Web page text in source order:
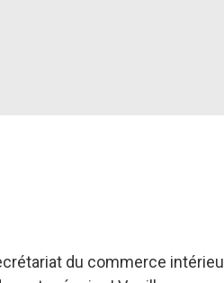
du commerce